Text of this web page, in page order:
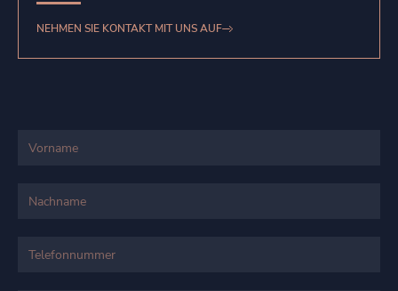
NEHMEN SIE KONTAKT MIT UNS AUF